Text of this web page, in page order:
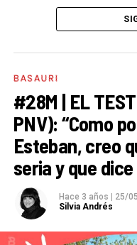
alcanzó en los
votos. En tercer lugar
mejores resultados:
cuatro. Además, ha
ha quedado a
quinto concejal.
Por su parte,
concejales, los
Basauri Bai. El PP
de votos. El Partido
BASAURI
#28M | EL
PNV): “Como
Esteban, creo
seria y que
Hace 3 años | 25/
Silvia Andrés